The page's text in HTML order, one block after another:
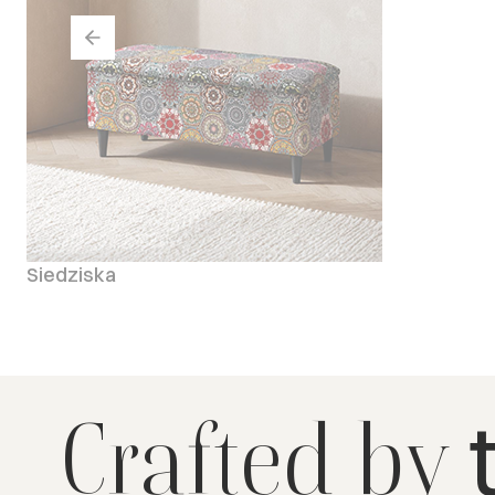
Siedziska
Crafted by